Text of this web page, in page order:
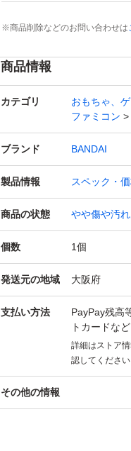
※商品削除などのお問い合わせは
商品情報
カテゴリ おもちゃ、
ファミコン
ブランド BANDAI
製品情報 スペック・
商品の状態 やや傷や汚れ
個数 1個
発送元の地域 大阪府
支払い方法
PayPay残高
トカードなど
詳細はストア
認してください
その他の情報